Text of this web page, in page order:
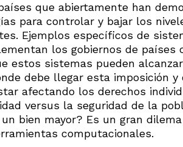
que abiertamente han
para controlar y bajar los
Ejemplos específicos de
los gobiernos de países
estos sistemas pueden
debe llegar esta imposición
afectando los derechos
versus la seguridad de la
bien mayor? Es un gran
computacionales.